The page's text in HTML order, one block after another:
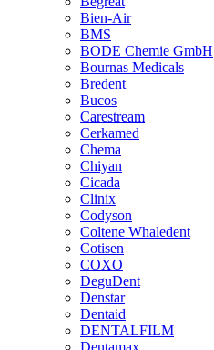
Bien-Air
BMS
BODE Chemie GmbH
Bournas Medicals
Bredent
Bucos
Carestream
Cerkamed
Chema
Chiyan
Cicada
Clinix
Codyson
Coltene Whaledent
Cotisen
COXO
DeguDent
Denstar
Dentaid
DENTALFILM
Dentamax